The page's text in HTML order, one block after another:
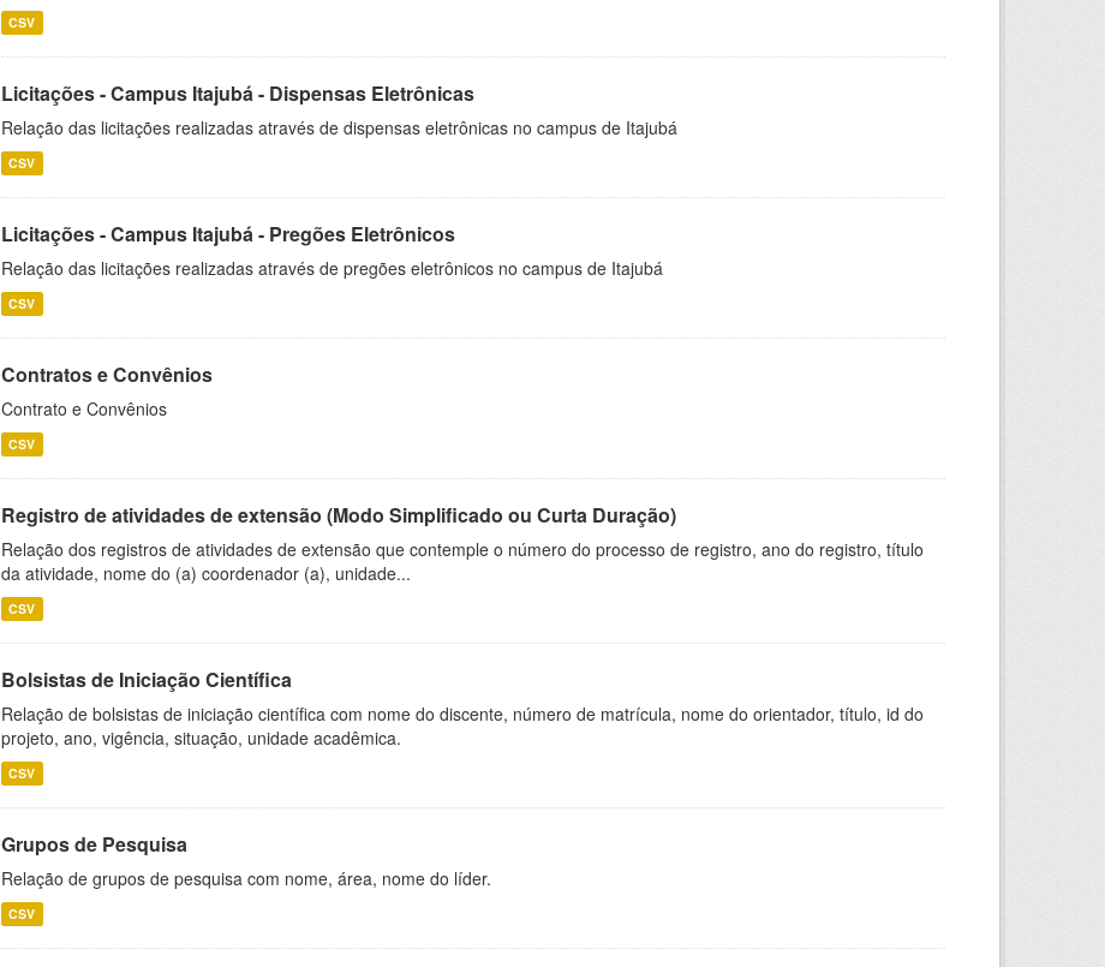
CSV
Licitações - Campus Itajubá - Dispensas Eletrônicas
Relação das licitações realizadas através de dispensas eletrônicas no campus de Itajubá
CSV
Licitações - Campus Itajubá - Pregões Eletrônicos
Relação das licitações realizadas através de pregões eletrônicos no campus de Itajubá
CSV
Contratos e Convênios
Contrato e Convênios
CSV
Registro de atividades de extensão (Modo Simplificado ou Curta Duração)
Relação dos registros de atividades de extensão que contemple o número do processo de registro, ano do registro, título
da atividade, nome do (a) coordenador (a), unidade...
CSV
Bolsistas de Iniciação Científica
Relação de bolsistas de iniciação científica com nome do discente, número de matrícula, nome do orientador, título, id do
projeto, ano, vigência, situação, unidade acadêmica.
CSV
Grupos de Pesquisa
Relação de grupos de pesquisa com nome, área, nome do líder.
CSV